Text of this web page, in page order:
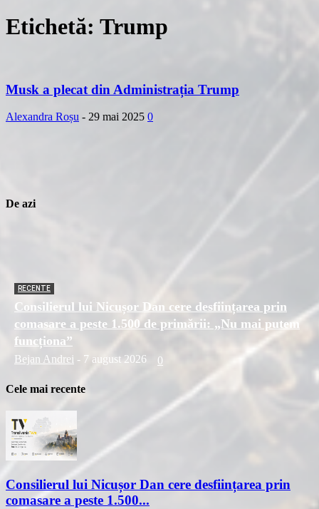
Etichetă: Trump
Musk a plecat din Administrația Trump
Alexandra Roșu - 29 mai 2025 0
De azi
RECENTE
Consilierul lui Nicușor Dan cere desființarea prin
comasare a peste 1.500 de primării: „Nu mai putem
funcționa”
Bejan Andrei - 7 august 2026 0
Cele mai recente
Consilierul lui Nicușor Dan cere desființarea prin
comasare a peste 1.500...